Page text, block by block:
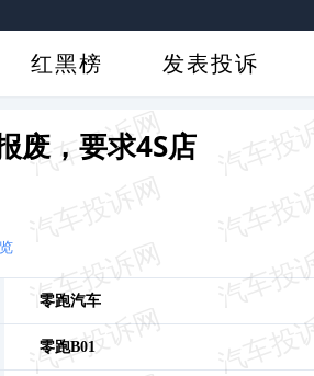
红黑榜 发表投诉
废，要求4S店
零跑汽车
零跑B01